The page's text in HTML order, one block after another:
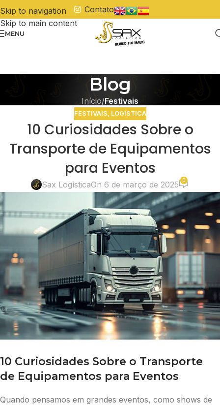
Skip to navigation
Skip to main content
Contato
MENU
Blog
Início/Festivais
FESTIVAIS, LOGÍSTICA
10 Curiosidades Sobre o
Transporte de Equipamentos
para Eventos
Sax LogísticaOn 6 de março de 2025 0
10 Curiosidades Sobre o Transporte
de Equipamentos para Eventos
Quando pensamos em grandes eventos, como shows de